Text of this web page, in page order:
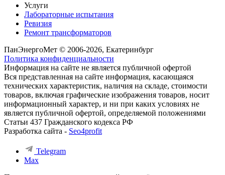
Услуги
Лабораторные испытания
Ревизия
Ремонт трансформаторов
ПанЭнергоМет © 2006-2026, Екатеринбург
Политика конфиденциальности
Информация на сайте не является публичной офертой
Вся представленная на сайте информация, касающаяся
технических характеристик, наличия на складе, стоимости
товаров, включая графические изображения товаров, носит
информационный характер, и ни при каких условиях не
является публичной офертой, определяемой положениями
Статьи 437 Гражданского кодекса РФ
Разработка сайта - Seo4profit
Telegram
Max